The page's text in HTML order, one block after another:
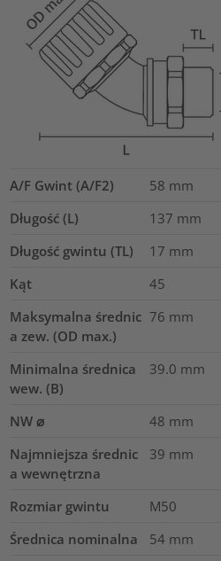
A/F Gwint (A/F2) 58 mm
Długość (L)
137 mm
Długość gwintu (TL)
17 mm
Kąt
45
Maksymalna średnic
a zew. (OD max.)
76 mm
Minimalna średnica
wew. (B)
39.0 mm
NW ⌀ 48 mm
Najmniejsza średnic
a wewnętrzna
39 mm
Rozmiar gwintu
M50
Średnica nominalna
54 mm